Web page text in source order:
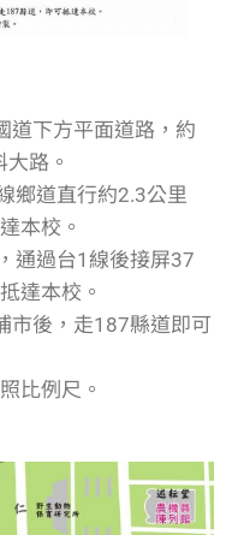
道下方平面道路，約
路。
鄉道直行約2.3公里
本校。
通過台1線後接屏37
達本校。
市後，走187縣道即可
比例尺。